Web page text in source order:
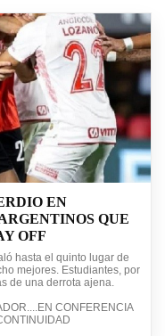
EN
QUE
OFF
hasta el quinto lugar de
mejores. Estudiantes, por
de una derrota ajena.
CONFERENCIA